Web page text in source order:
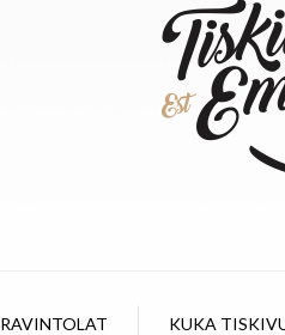
RAVINTOLAT KUKA